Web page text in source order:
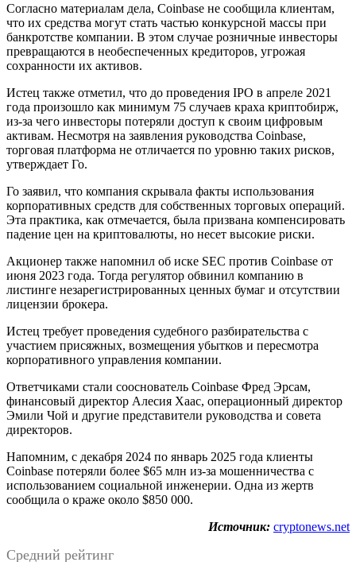
Согласно материалам дела, Coinbase не сообщила клиентам,
что их средства могут стать частью конкурсной массы при
банкротстве компании. В этом случае розничные инвесторы
превращаются в необеспеченных кредиторов, угрожая
сохранности их активов.
Истец также отметил, что до проведения IPO в апреле 2021
года произошло как минимум 75 случаев краха криптобирж,
из-за чего инвесторы потеряли доступ к своим цифровым
активам. Несмотря на заявления руководства Coinbase,
торговая платформа не отличается по уровню таких рисков,
утверждает Го.
Го заявил, что компания скрывала факты использования
корпоративных средств для собственных торговых операций.
Эта практика, как отмечается, была призвана компенсировать
падение цен на криптовалюты, но несет высокие риски.
Акционер также напомнил об иске SEC против Coinbase от
июня 2023 года. Тогда регулятор обвинил компанию в
листинге незарегистрированных ценных бумаг и отсутствии
лицензии брокера.
Истец требует проведения судебного разбирательства с
участием присяжных, возмещения убытков и пересмотра
корпоративного управления компании.
Ответчиками стали сооснователь Coinbase Фред Эрсам,
финансовый директор Алесия Хаас, операционный директор
Эмили Чой и другие представители руководства и совета
директоров.
Напомним, с декабря 2024 по январь 2025 года клиенты
Coinbase потеряли более $65 млн из-за мошенничества с
использованием социальной инженерии. Одна из жертв
сообщила о краже около $850 000.
Источник: cryptonews.net
Средний рейтинг